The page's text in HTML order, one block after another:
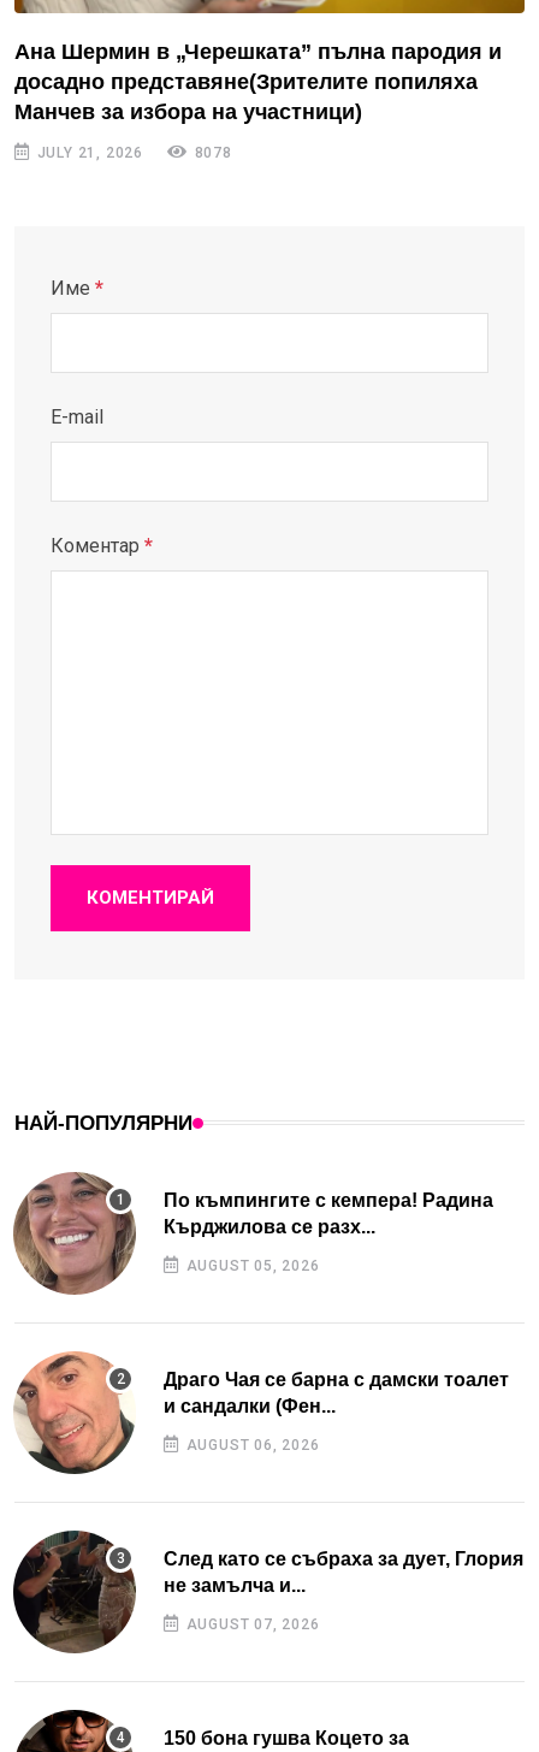
Ана Шермин в „Черешката” пълна пародия и
досадно представяне(Зрителите попиляха
Манчев за избора на участници)
JULY 21, 2026 8078
Име *
E-mail
Коментар *
КОМЕНТИРАЙ
НАЙ-ПОПУЛЯРНИ
По къмпингите с кемпера! Радина
Кърджилова се разх...
AUGUST 05, 2026
Драго Чая се барна с дамски тоалет
и сандалки (Фен...
AUGUST 06, 2026
След като се събраха за дует, Глория
не замълча и...
AUGUST 07, 2026
150 бона гушва Коцето за